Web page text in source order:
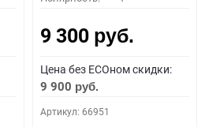
9 300 руб.
Цена без ECOном скидки:
9 900 руб.
Артикул: 66951